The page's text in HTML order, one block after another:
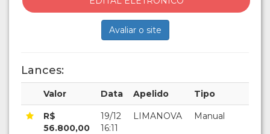
Avaliar o site
Lances:
Valor Data Apelido Tipo
R$
56.800,00
19/12
16:11
LIMANOVA Manual